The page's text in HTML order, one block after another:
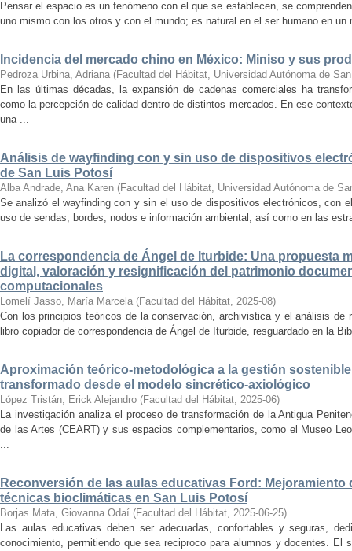
Pensar el espacio es un fenómeno con el que se establecen, se
uno mismo con los otros y con el mundo; es natural en el ser humano en
Incidencia del mercado chino en México: Miniso y sus
Pedroza Urbina, Adriana (Facultad del Hábitat, Universidad Autónoma de
En las últimas décadas, la expansión de cadenas comerciales ha
como la percepción de calidad dentro de distintos mercados. En ese
una ...
Análisis de wayfinding con y sin uso de dispositivos
de San Luis Potosí
Alba Andrade, Ana Karen (Facultad del Hábitat, Universidad Autónoma de
Se analizó el wayfinding con y sin el uso de dispositivos electrónicos, con
uso de sendas, bordes, nodos e información ambiental, así como en las
La correspondencia de Ángel de Iturbide: Una propuesta
digital, valoración y resignificación del patrimonio
computacionales
Lomelí Jasso, María Marcela (Facultad del Hábitat, 2025-08)
Con los principios teóricos de la conservación, archivistica y el análisis de
libro copiador de correspondencia de Ángel de Iturbide, resguardado en la
Aproximación teórico-metodológica a la gestión
transformado desde el modelo sincrético-axiológico
López Tristán, Erick Alejandro (Facultad del Hábitat, 2025-06)
La investigación analiza el proceso de transformación de la Antigua
de las Artes (CEART) y sus espacios complementarios, como el Museo
...
Reconversión de las aulas educativas Ford:
técnicas bioclimáticas en San Luis Potosí
Borjas Mata, Giovanna Odaí (Facultad del Hábitat, 2025-06-25)
Las aulas educativas deben ser adecuadas, confortables y seguras,
conocimiento, permitiendo que sea reciproco para alumnos y docentes. El